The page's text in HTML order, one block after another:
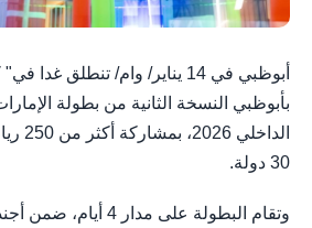
أبوظبي في 14 يناير/ وام/ تنطلق
بأبوظبي النسخة الثانية من بطولة
30 دولة.
وتقام البطولة على مدار 4